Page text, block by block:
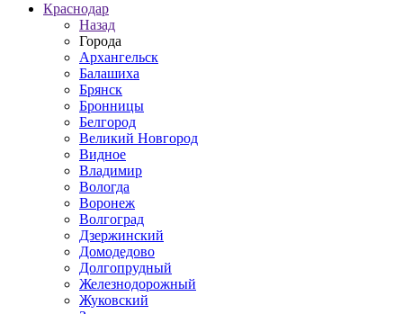
Краснодар
Назад
Города
Архангельск
Балашиха
Брянск
Бронницы
Белгород
Великий Новгород
Видное
Владимир
Вологда
Воронеж
Волгоград
Дзержинский
Домодедово
Долгопрудный
Железнодорожный
Жуковский